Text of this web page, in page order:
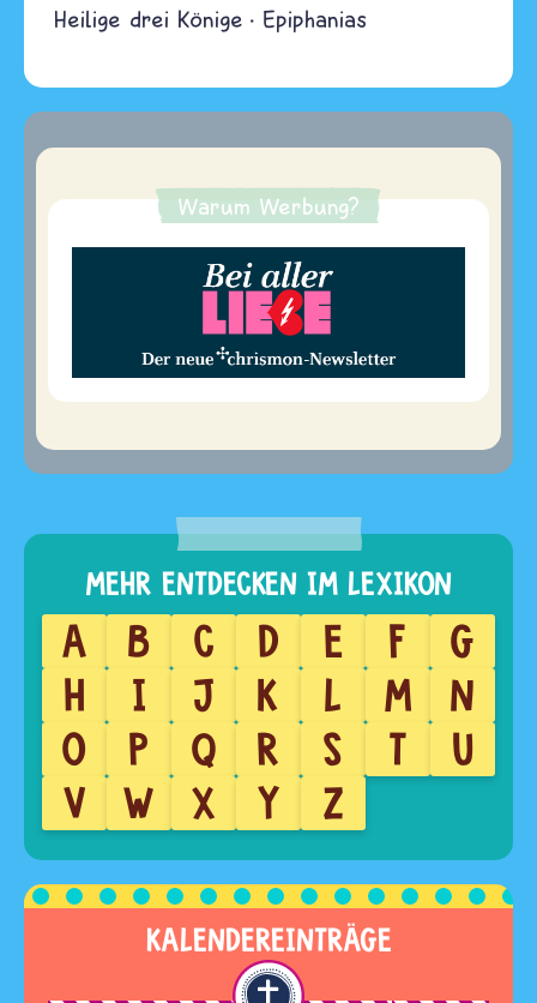
Heilige drei Könige Epiphanias
Warum Werbung?
A B C D E F
G
H
I J K L M
N
O
P Q R S T
U
V
W X Y Z
KALENDEREINTRÄGE